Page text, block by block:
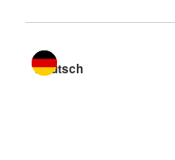
Sprache wechseln zu